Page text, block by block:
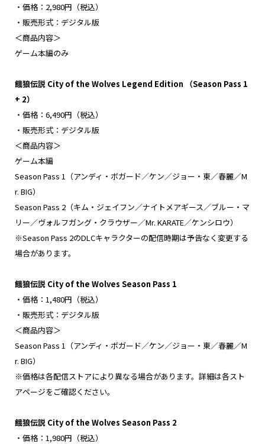
・価格：2,980円（税込）
・販売形式：デジタル版
＜商品内容＞
ゲーム本編のみ
餓狼伝説 City of the Wolves Legend Edition （Season Pass 1
+ 2）
・価格：6,490円（税込）
・販売形式：デジタル版
＜商品内容＞
ゲーム本編
Season Pass 1（アンディ・ボガード／ケン／ジョー・東／春麗／M
r. BIG）
Season Pass 2（キム・ジェイフン／ナイトメアギース／ブルー・マ
リー／ヴォルフガング・クラウザー／Mr. KARATE／ケンシロウ）
※Season Pass 2のDLCキャラクターの配信時期は予告なく変更する
場合があります。
餓狼伝説 City of the Wolves Season Pass 1
・価格：1,480円（税込）
・販売形式：デジタル版
＜商品内容＞
Season Pass 1（アンディ・ボガード／ケン／ジョー・東／春麗／M
r. BIG）
※価格は各配信ストアにより異なる場合があります。詳細は各スト
アページをご確認ください。
餓狼伝説 City of the Wolves Season Pass 2
・価格：1,980円（税込）